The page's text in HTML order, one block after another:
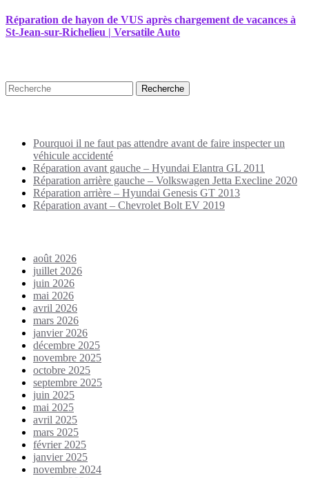
Réparation de hayon de VUS après chargement de vacances à
St-Jean-sur-Richelieu | Versatile Auto
Pourquoi il ne faut pas attendre avant de faire inspecter un
véhicule accidenté
Réparation avant gauche – Hyundai Elantra GL 2011
Réparation arrière gauche – Volkswagen Jetta Execline 2020
Réparation arrière – Hyundai Genesis GT 2013
Réparation avant – Chevrolet Bolt EV 2019
août 2026
juillet 2026
juin 2026
mai 2026
avril 2026
mars 2026
janvier 2026
décembre 2025
novembre 2025
octobre 2025
septembre 2025
juin 2025
mai 2025
avril 2025
mars 2025
février 2025
janvier 2025
novembre 2024